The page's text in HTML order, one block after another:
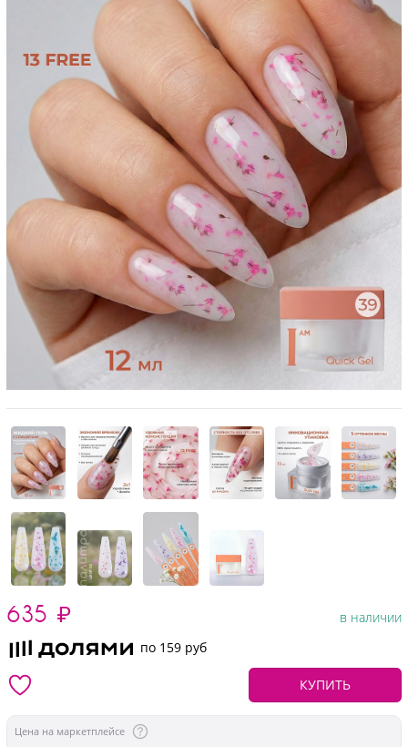
635 ₽
в наличии
по 159 руб
КУПИТЬ
Цена на маркетплейсе